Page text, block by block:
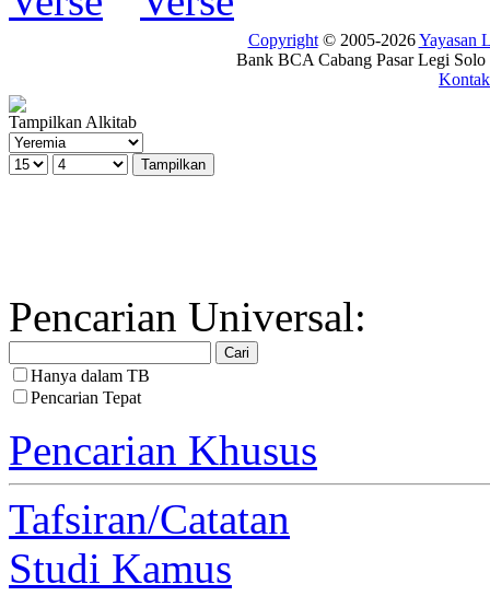
Copyright© 2005-2026Yayasan
Bank BCA Cabang Pasar Legi
Kontak
Tampilkan Alkitab
Pencarian Universal:
Hanya dalam TB
Pencarian Tepat
Pencarian Khusus
Tafsiran/Catatan
Studi Kamus